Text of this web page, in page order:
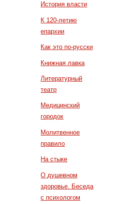
История власти
К 120-летию
епархии
Как это по-русски
Книжная лавка
Литературный
театр
Медицинский
городок
Молитвенное
правило
На стыке
О душевном
здоровье. Беседа
с психологом